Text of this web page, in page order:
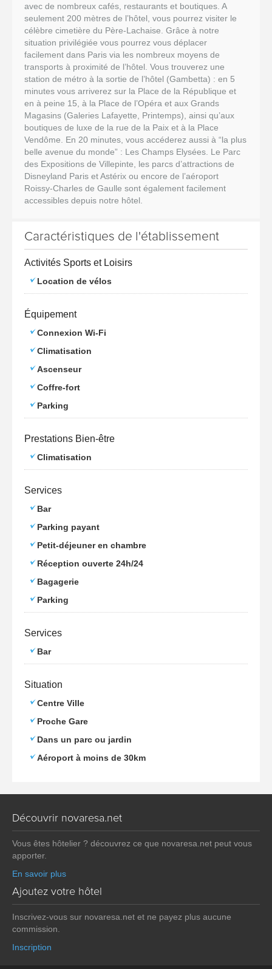
avec de nombreux cafés, restaurants et boutiques. A
seulement 200 mètres de l’hôtel, vous pourrez visiter le
célèbre cimetière du Père-Lachaise. Grâce à notre
situation privilégiée vous pourrez vous déplacer
facilement dans Paris via les nombreux moyens de
transports à proximité de l’hôtel. Vous trouverez une
station de métro à la sortie de l’hôtel (Gambetta) : en 5
minutes vous arriverez sur la Place de la République et
en à peine 15, à la Place de l’Opéra et aux Grands
Magasins (Galeries Lafayette, Printemps), ainsi qu’aux
boutiques de luxe de la rue de la Paix et à la Place
Vendôme. En 20 minutes, vous accéderez aussi à “la plus
belle avenue du monde” : Les Champs Elysées. Le Parc
des Expositions de Villepinte, les parcs d’attractions de
Disneyland Paris et Astérix ou encore de l’aéroport
Roissy-Charles de Gaulle sont également facilement
accessibles depuis notre hôtel.
Caractéristiques de l'établissement
Activités Sports et Loisirs
Location de vélos
Équipement
Connexion Wi-Fi
Climatisation
Ascenseur
Coffre-fort
Parking
Prestations Bien-être
Climatisation
Services
Bar
Parking payant
Petit-déjeuner en chambre
Réception ouverte 24h/24
Bagagerie
Parking
Services
Bar
Situation
Centre Ville
Proche Gare
Dans un parc ou jardin
Aéroport à moins de 30km
Découvrir novaresa.net
Vous êtes hôtelier ? découvrez ce que novaresa.net peut vous
apporter.
En savoir plus
Ajoutez votre hôtel
Inscrivez-vous sur novaresa.net et ne payez plus aucune
commission.
Inscription